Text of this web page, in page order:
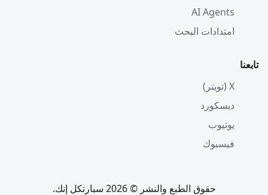
AI Agents
امتدادات البحث
تابعنا
X (تويتر)
ديسكورد
يوتيوب
فيسبوك
حقوق الطبع والنشر © 2026 سبارتكل إنك.